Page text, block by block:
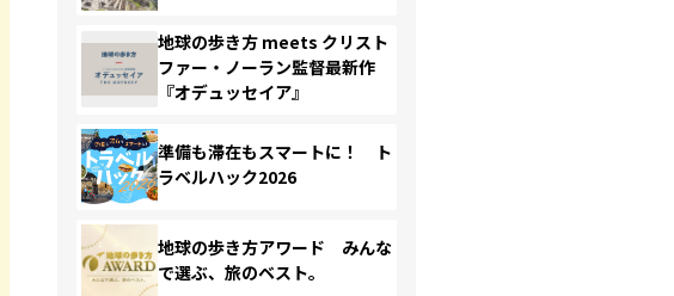
地球の歩き方 meets クリスト
ファー・ノーラン監督最新作
『オデュッセイア』
準備も滞在もスマートに！ ト
ラベルハック2026
地球の歩き方アワード みんな
で選ぶ、旅のベスト。